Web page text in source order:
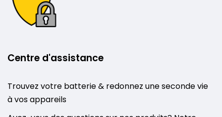
Centre d'assistance
Trouvez votre batterie & redonnez une seconde vie
à vos appareils